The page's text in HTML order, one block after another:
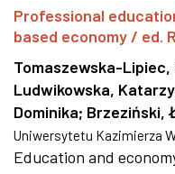
Professional
based economy / ed.
Tomaszewska-Lipiec,
Ludwikowska,
Dominika; Brzeziński,
Uniwersytetu Kazimierza
Education and